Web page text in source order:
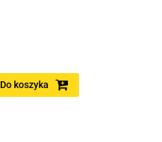
Do koszyka